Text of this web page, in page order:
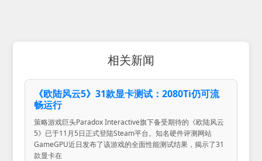
相关新闻
《欧陆风云5》31款显卡测试：2080Ti仍可流
畅运行
策略游戏巨头Paradox Interactive旗下备受期待的《欧陆风云
5》已于11月5日正式登陆Steam平台。知名硬件评测网站
GameGPU近日发布了该游戏的全面性能测试结果，揭示了31
款显卡在